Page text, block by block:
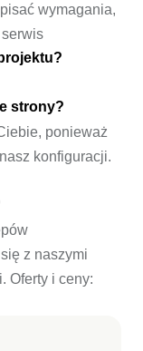
wymagania,
strony?
ponieważ
konfiguracji.
z naszymi
Oferty i ceny: